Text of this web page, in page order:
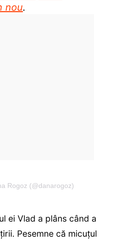
nou.
Rogoz (@danarogoz)
ei Vlad a plâns când a
Pesemne că micuțul